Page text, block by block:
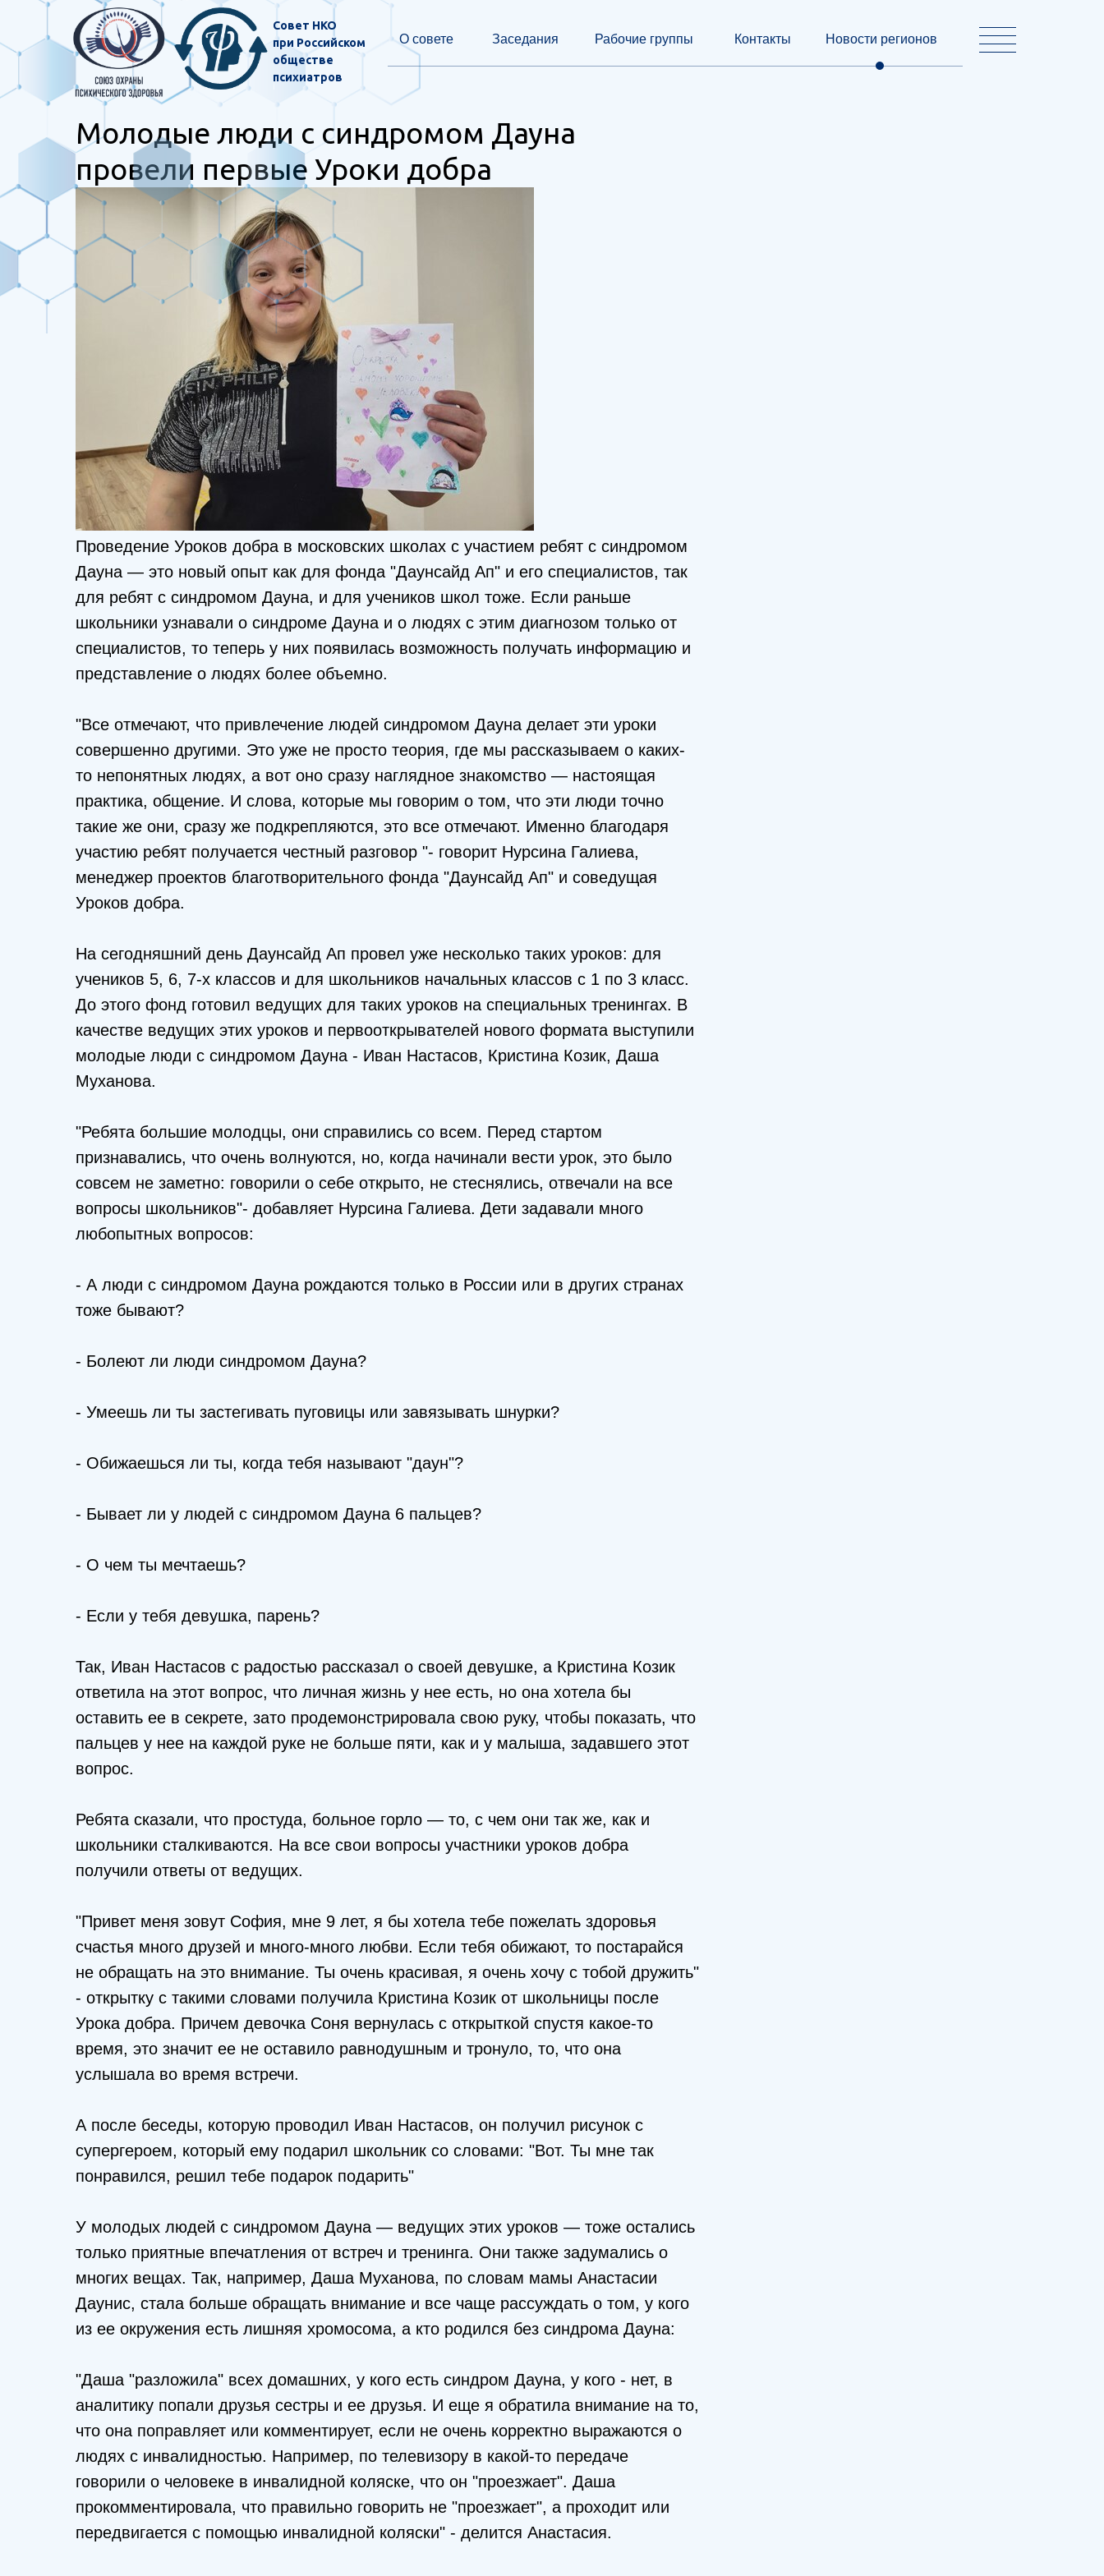
О совете Заседания Рабочие группы Контакты Новости регионов
Совет НКО
при Российском
обществе
психиатров
Молодые люди с синдромом Дауна
провели первые Уроки добра
Проведение Уроков добра в московских школах с участием ребят с синдромом
Дауна — это новый опыт как для фонда "Даунсайд Ап" и его специалистов, так
для ребят с синдромом Дауна, и для учеников школ тоже. Если раньше
школьники узнавали о синдроме Дауна и о людях с этим диагнозом только от
специалистов, то теперь у них появилась возможность получать информацию и
представление о людях более объемно.
"Все отмечают, что привлечение людей синдромом Дауна делает эти уроки
совершенно другими. Это уже не просто теория, где мы рассказываем о каких-
то непонятных людях, а вот оно сразу наглядное знакомство — настоящая
практика, общение. И слова, которые мы говорим о том, что эти люди точно
такие же они, сразу же подкрепляются, это все отмечают. Именно благодаря
участию ребят получается честный разговор "- говорит Нурсина Галиева,
менеджер проектов благотворительного фонда "Даунсайд Ап" и соведущая
Уроков добра.
На сегодняшний день Даунсайд Ап провел уже несколько таких уроков: для
учеников 5, 6, 7-х классов и для школьников начальных классов с 1 по 3 класс.
До этого фонд готовил ведущих для таких уроков на специальных тренингах. В
качестве ведущих этих уроков и первооткрывателей нового формата выступили
молодые люди с синдромом Дауна - Иван Настасов, Кристина Козик, Даша
Муханова.
"Ребята большие молодцы, они справились со всем. Перед стартом
признавались, что очень волнуются, но, когда начинали вести урок, это было
совсем не заметно: говорили о себе открыто, не стеснялись, отвечали на все
вопросы школьников"- добавляет Нурсина Галиева. Дети задавали много
любопытных вопросов:
- А люди с синдромом Дауна рождаются только в России или в других странах
тоже бывают?
- Болеют ли люди синдромом Дауна?
- Умеешь ли ты застегивать пуговицы или завязывать шнурки?
- Обижаешься ли ты, когда тебя называют "даун"?
- Бывает ли у людей с синдромом Дауна 6 пальцев?
- О чем ты мечтаешь?
- Если у тебя девушка, парень?
Так, Иван Настасов с радостью рассказал о своей девушке, а Кристина Козик
ответила на этот вопрос, что личная жизнь у нее есть, но она хотела бы
оставить ее в секрете, зато продемонстрировала свою руку, чтобы показать, что
пальцев у нее на каждой руке не больше пяти, как и у малыша, задавшего этот
вопрос.
Ребята сказали, что простуда, больное горло — то, с чем они так же, как и
школьники сталкиваются. На все свои вопросы участники уроков добра
получили ответы от ведущих.
"Привет меня зовут София, мне 9 лет, я бы хотела тебе пожелать здоровья
счастья много друзей и много-много любви. Если тебя обижают, то постарайся
не обращать на это внимание. Ты очень красивая, я очень хочу с тобой дружить"
- открытку с такими словами получила Кристина Козик от школьницы после
Урока добра. Причем девочка Соня вернулась с открыткой спустя какое-то
время, это значит ее не оставило равнодушным и тронуло, то, что она
услышала во время встречи.
А после беседы, которую проводил Иван Настасов, он получил рисунок с
супергероем, который ему подарил школьник со словами: "Вот. Ты мне так
понравился, решил тебе подарок подарить"
У молодых людей с синдромом Дауна — ведущих этих уроков — тоже остались
только приятные впечатления от встреч и тренинга. Они также задумались о
многих вещах. Так, например, Даша Муханова, по словам мамы Анастасии
Даунис, стала больше обращать внимание и все чаще рассуждать о том, у кого
из ее окружения есть лишняя хромосома, а кто родился без синдрома Дауна:
"Даша "разложила" всех домашних, у кого есть синдром Дауна, у кого - нет, в
аналитику попали друзья сестры и ее друзья. И еще я обратила внимание на то,
что она поправляет или комментирует, если не очень корректно выражаются о
людях с инвалидностью. Например, по телевизору в какой-то передаче
говорили о человеке в инвалидной коляске, что он "проезжает". Даша
прокомментировала, что правильно говорить не "проезжает", а проходит или
передвигается с помощью инвалидной коляски" - делится Анастасия.